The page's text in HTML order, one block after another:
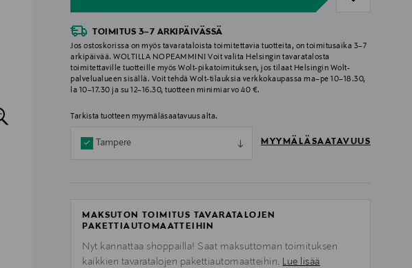
TOIMITUS 3–7 ARKIPÄIVÄSSÄ
Jos ostoskorissa on myös tavarataloista toimitettavia tuotteita, on toimitusaika 3–7
arkipäivää. WOLTILLA NOPEAMMIN! Voit valita Helsingin tavaratalosta
toimitettaville tuotteille myös Wolt-pikatoimituksen, jos tilaat Helsingin Wolt-
palvelualueen sisällä. Voit tehdä Wolt-tilauksia verkkokaupassa ma–pe 10–18.30,
la 10–17.30 ja su 12–16.30, tuotteen minimiarvo 40 €.
Tarkista tuotteen myymäläsaatavuus alta.
Tampere MYYMÄLÄSAATAVUUS
MAKSUTON TOIMITUS TAVARATALOJEN
PAKETTIAUTOMAATTEIHIN
Nyt kannattaa shoppailla! Saat maksuttoman toimituksen
kaikkien tavaratalojen pakettiautomaatteihin. Lue lisää